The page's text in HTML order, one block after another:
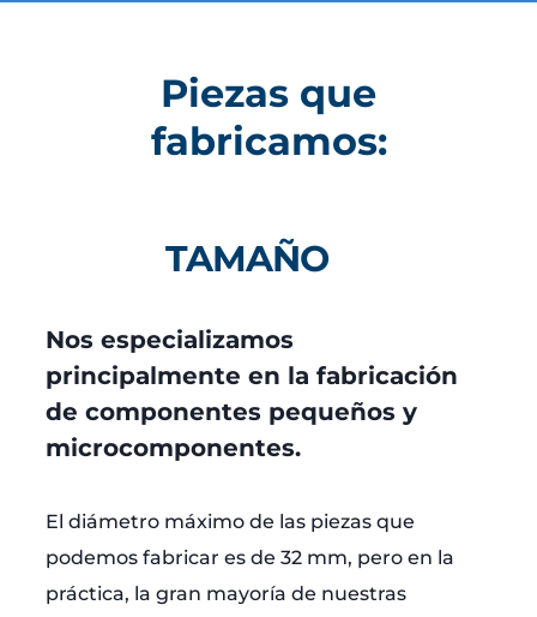
Piezas que
fabricamos:
TAMAÑO
Nos especializamos
principalmente en la fabricación
de componentes pequeños y
microcomponentes.
El diámetro máximo de las piezas que
podemos fabricar es de 32 mm, pero en la
práctica, la gran mayoría de nuestras